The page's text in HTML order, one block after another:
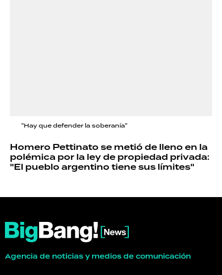
"Hay que defender la soberanía"
Homero Pettinato se metió de lleno en la
polémica por la ley de propiedad privada:
"El pueblo argentino tiene sus límites"
Agencia de noticias y medios de comunicación